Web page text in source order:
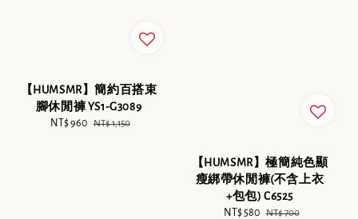
【HUMSMR】簡約百搭束
腳休閒褲 YS1-G3089
Sale
NT$ 960 Regular
NT$ 1,150
【HUMSMR】極簡純色顯
瘦綁帶休閒褲(不含上衣
+包包) C6525
Sale
NT$ 580 Regular
NT$ 700